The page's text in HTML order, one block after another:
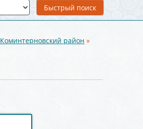
Коминтерновский район »